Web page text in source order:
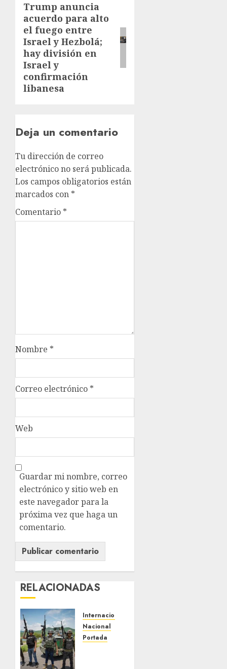
Trump anuncia
acuerdo para alto
el fuego entre
Israel y Hezbolá;
hay división en
Israel y
confirmación
libanesa
Deja un comentario
Tu dirección de correo
electrónico no será publicada.
Los campos obligatorios están
marcados con *
Comentario *
Nombre *
Correo electrónico *
Web
Guardar mi nombre, correo
electrónico y sitio web en
este navegador para la
próxima vez que haga un
comentario.
RELACIONADAS
Internacional
Nacional
Portada